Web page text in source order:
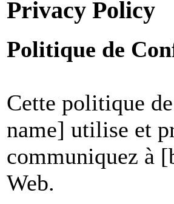
Privacy Policy
Politique de
Cette politique
name] utilise et
communiquez à
Web.